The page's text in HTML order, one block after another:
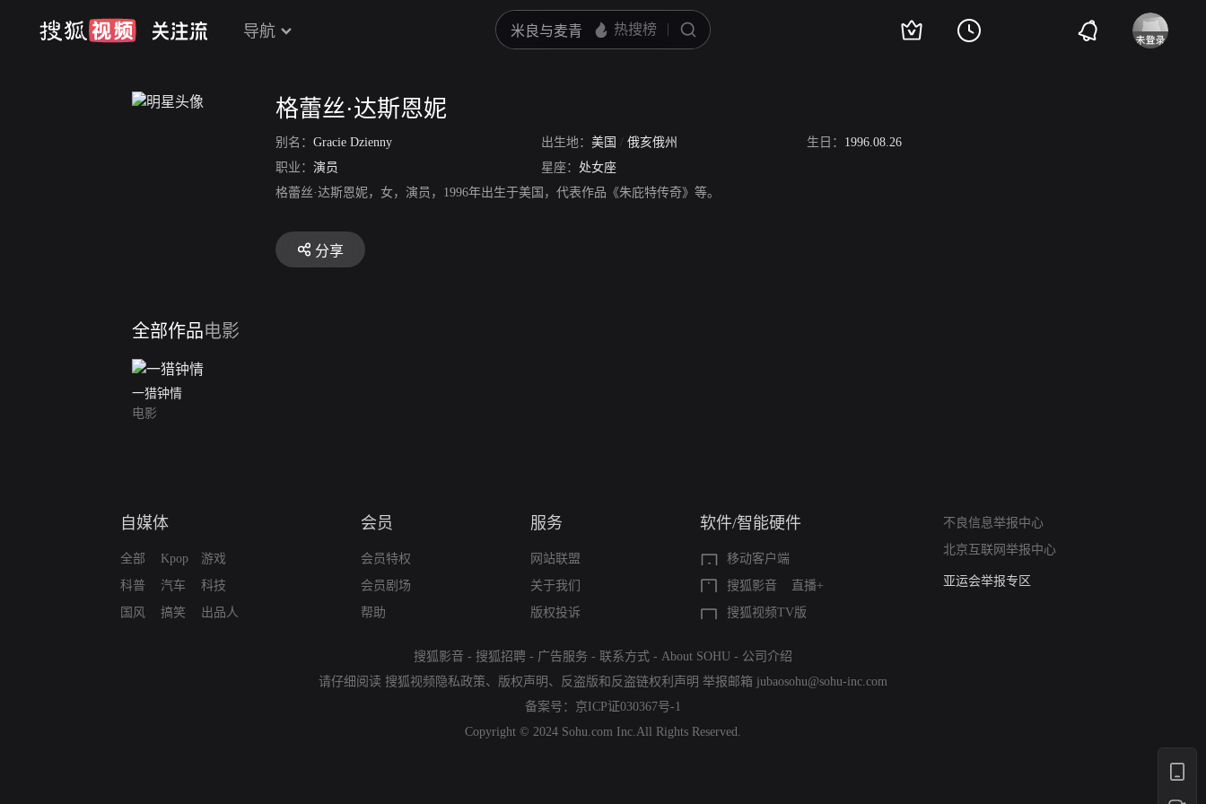
导航
格蕾丝·达斯恩妮
别名： Gracie Dzienny 出生地： 美国 / 俄亥俄州 生日： 1996.08.26
职业： 演员 星座： 处女座
格蕾丝·达斯恩妮，女，演员，1996年出生于美国，代表作品《朱庇特传奇》等。
分享
全部作品电影
一猎钟情
电影
自媒体
全部
科普
国风
Kpop
汽车
搞笑
游戏
科技
出品人
会员
会员特权
会员剧场
帮助
服务
网站联盟
关于我们
版权投诉
软件/智能硬件
移动客户端
搜狐影音
直播+
搜狐视频TV版
不良信息举报中心
北京互联网举报中心
算法推荐专项举报
亚运会举报专区
搜狐影音 - 搜狐招聘 - 广告服务 - 联系方式 - About SOHU - 公司介绍
请仔细阅读 搜狐视频隐私政策、 版权声明 、 反盗版和反盗链权利声明 举报邮箱 jubaosohu@sohu-inc.com
备案号： 京ICP证030367号-1
Copyright © 2024 Sohu.com Inc.All Rights Reserved.